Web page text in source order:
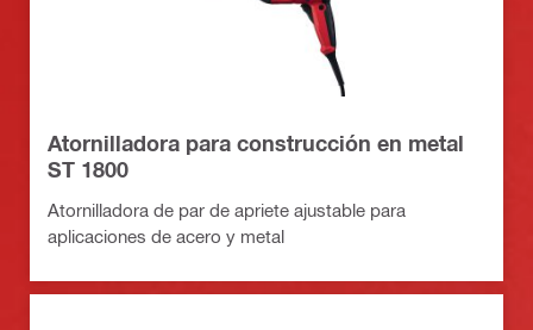
Atornilladora para construcción en metal
ST 1800
Atornilladora de par de apriete ajustable para
aplicaciones de acero y metal